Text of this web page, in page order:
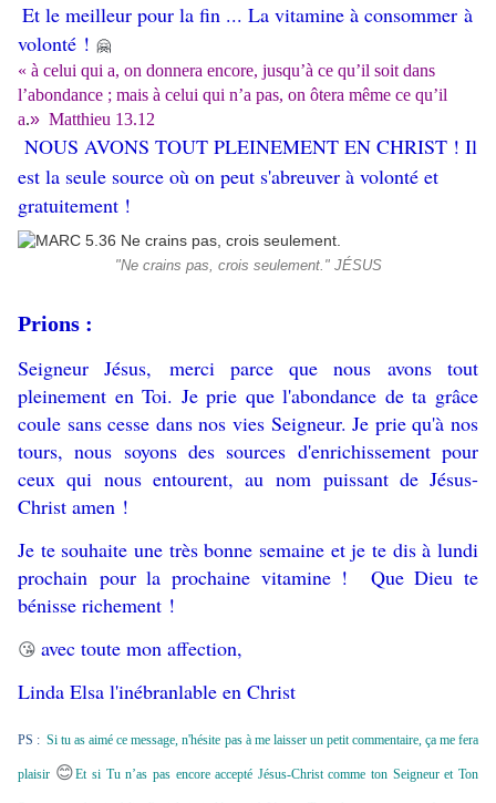
Et le meilleur pour la fin ... La vitamine à consommer à
volonté ! 🤗
« à celui qui a, on donnera encore, jusqu’à ce qu’il soit dans
l’abondance ; mais à celui qui n’a pas, on ôtera même ce qu’il
a.» Matthieu 13.12
NOUS AVONS TOUT PLEINEMENT EN CHRIST ! Il
est la seule source où on peut s'abreuver à volonté et
gratuitement !
"Ne crains pas, crois seulement." JÉSUS
Prions :
Seigneur Jésus, merci parce que nous avons tout
pleinement en Toi. Je prie que l'abondance de ta grâce
coule sans cesse dans nos vies Seigneur. Je prie qu'à nos
tours, nous soyons des sources d'enrichissement pour
ceux qui nous entourent, au nom puissant de Jésus-
Christ amen !
Je te souhaite une très bonne semaine et je te dis à lundi
prochain pour la prochaine vitamine ! Que Dieu te
bénisse richement !
😘 avec toute mon affection,
Linda Elsa l'inébranlable en Christ
PS : Si tu as aimé ce message, n'hésite pas à me laisser un petit commentaire, ça me fera
plaisir 😊Et si Tu n’as pas encore accepté Jésus-Christ comme ton Seigneur et Ton